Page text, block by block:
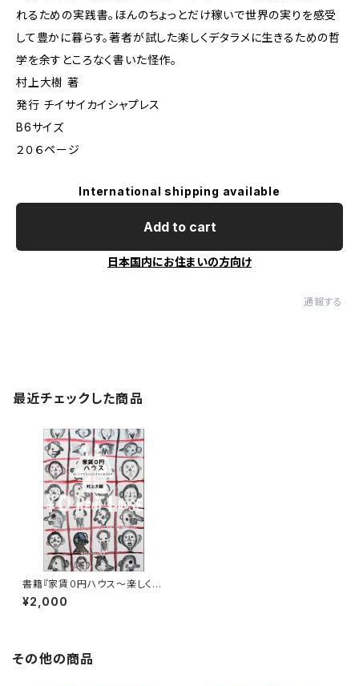
れるための実践書。ほんのちょっとだけ稼いで世界の実りを感受
して豊かに暮らす。著者が試した楽しくデタラメに生きるための哲
学を余すところなく書いた怪作。
村上大樹 著
発行 チイサイカイシャプレス
B6サイズ
２０６ページ
International shipping available
Add to cart
日本国内にお住まいの方向け
通報する
最近チェックした商品
書籍『家賃０円ハウス〜楽しくデ
タラメに生きるための哲学〜』
¥2,000
その他の商品